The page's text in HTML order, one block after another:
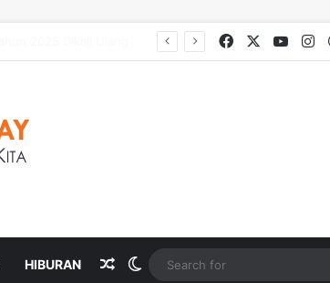
Facebook
HIBURAN Random Article
Switch skin